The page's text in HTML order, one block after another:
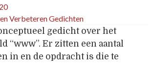
VerbeterenGedichten
gedicht over het
“www”. Er zitten een aantal
in en de opdracht is die te